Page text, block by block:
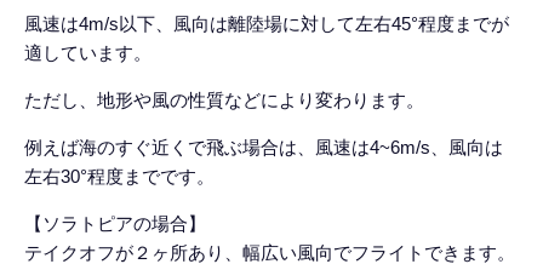
風速は4m/s以下、風向は離陸場に対して左右45°程度までが
適しています。
ただし、地形や風の性質などにより変わります。
例えば海のすぐ近くで飛ぶ場合は、風速は4~6m/s、風向は
左右30°程度までです。
【ソラトピアの場合】
テイクオフが２ヶ所あり、幅広い風向でフライトできます。